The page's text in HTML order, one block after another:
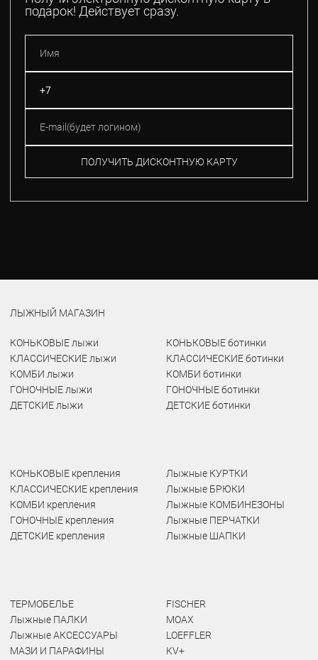
подарок! Действует сразу.
ПОЛУЧИТЬ ДИСКОНТНУЮ КАРТУ
ЛЫЖНЫЙ МАГАЗИН
КОНЬКОВЫЕ лыжи
КЛАССИЧЕСКИЕ лыжи
КОМБИ лыжи
ГОНОЧНЫЕ лыжи
ДЕТСКИЕ лыжи
КОНЬКОВЫЕ ботинки
КЛАССИЧЕСКИЕ ботинки
КОМБИ ботинки
ГОНОЧНЫЕ ботинки
ДЕТСКИЕ ботинки
КОНЬКОВЫЕ крепления
КЛАССИЧЕСКИЕ крепления
КОМБИ крепления
ГОНОЧНЫЕ крепления
ДЕТСКИЕ крепления
Лыжные КУРТКИ
Лыжные БРЮКИ
Лыжные КОМБИНЕЗОНЫ
Лыжные ПЕРЧАТКИ
Лыжные ШАПКИ
ТЕРМОБЕЛЬЕ
Лыжные ПАЛКИ
Лыжные АКСЕССУАРЫ
МАЗИ И ПАРАФИНЫ
FISCHER
MOAX
LOEFFLER
KV+